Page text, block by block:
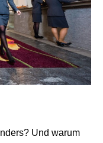
Und warum